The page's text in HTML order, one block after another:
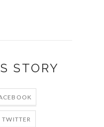
STORY
TWITTER